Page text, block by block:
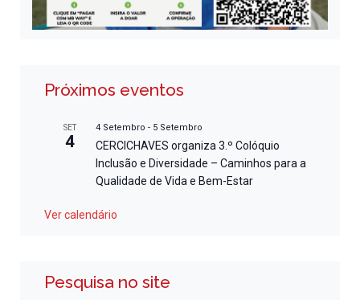
Próximos eventos
SET
4
4 Setembro - 5 Setembro
CERCICHAVES organiza 3.º Colóquio
Inclusão e Diversidade – Caminhos para a
Qualidade de Vida e Bem-Estar
Ver calendário
Pesquisa no site